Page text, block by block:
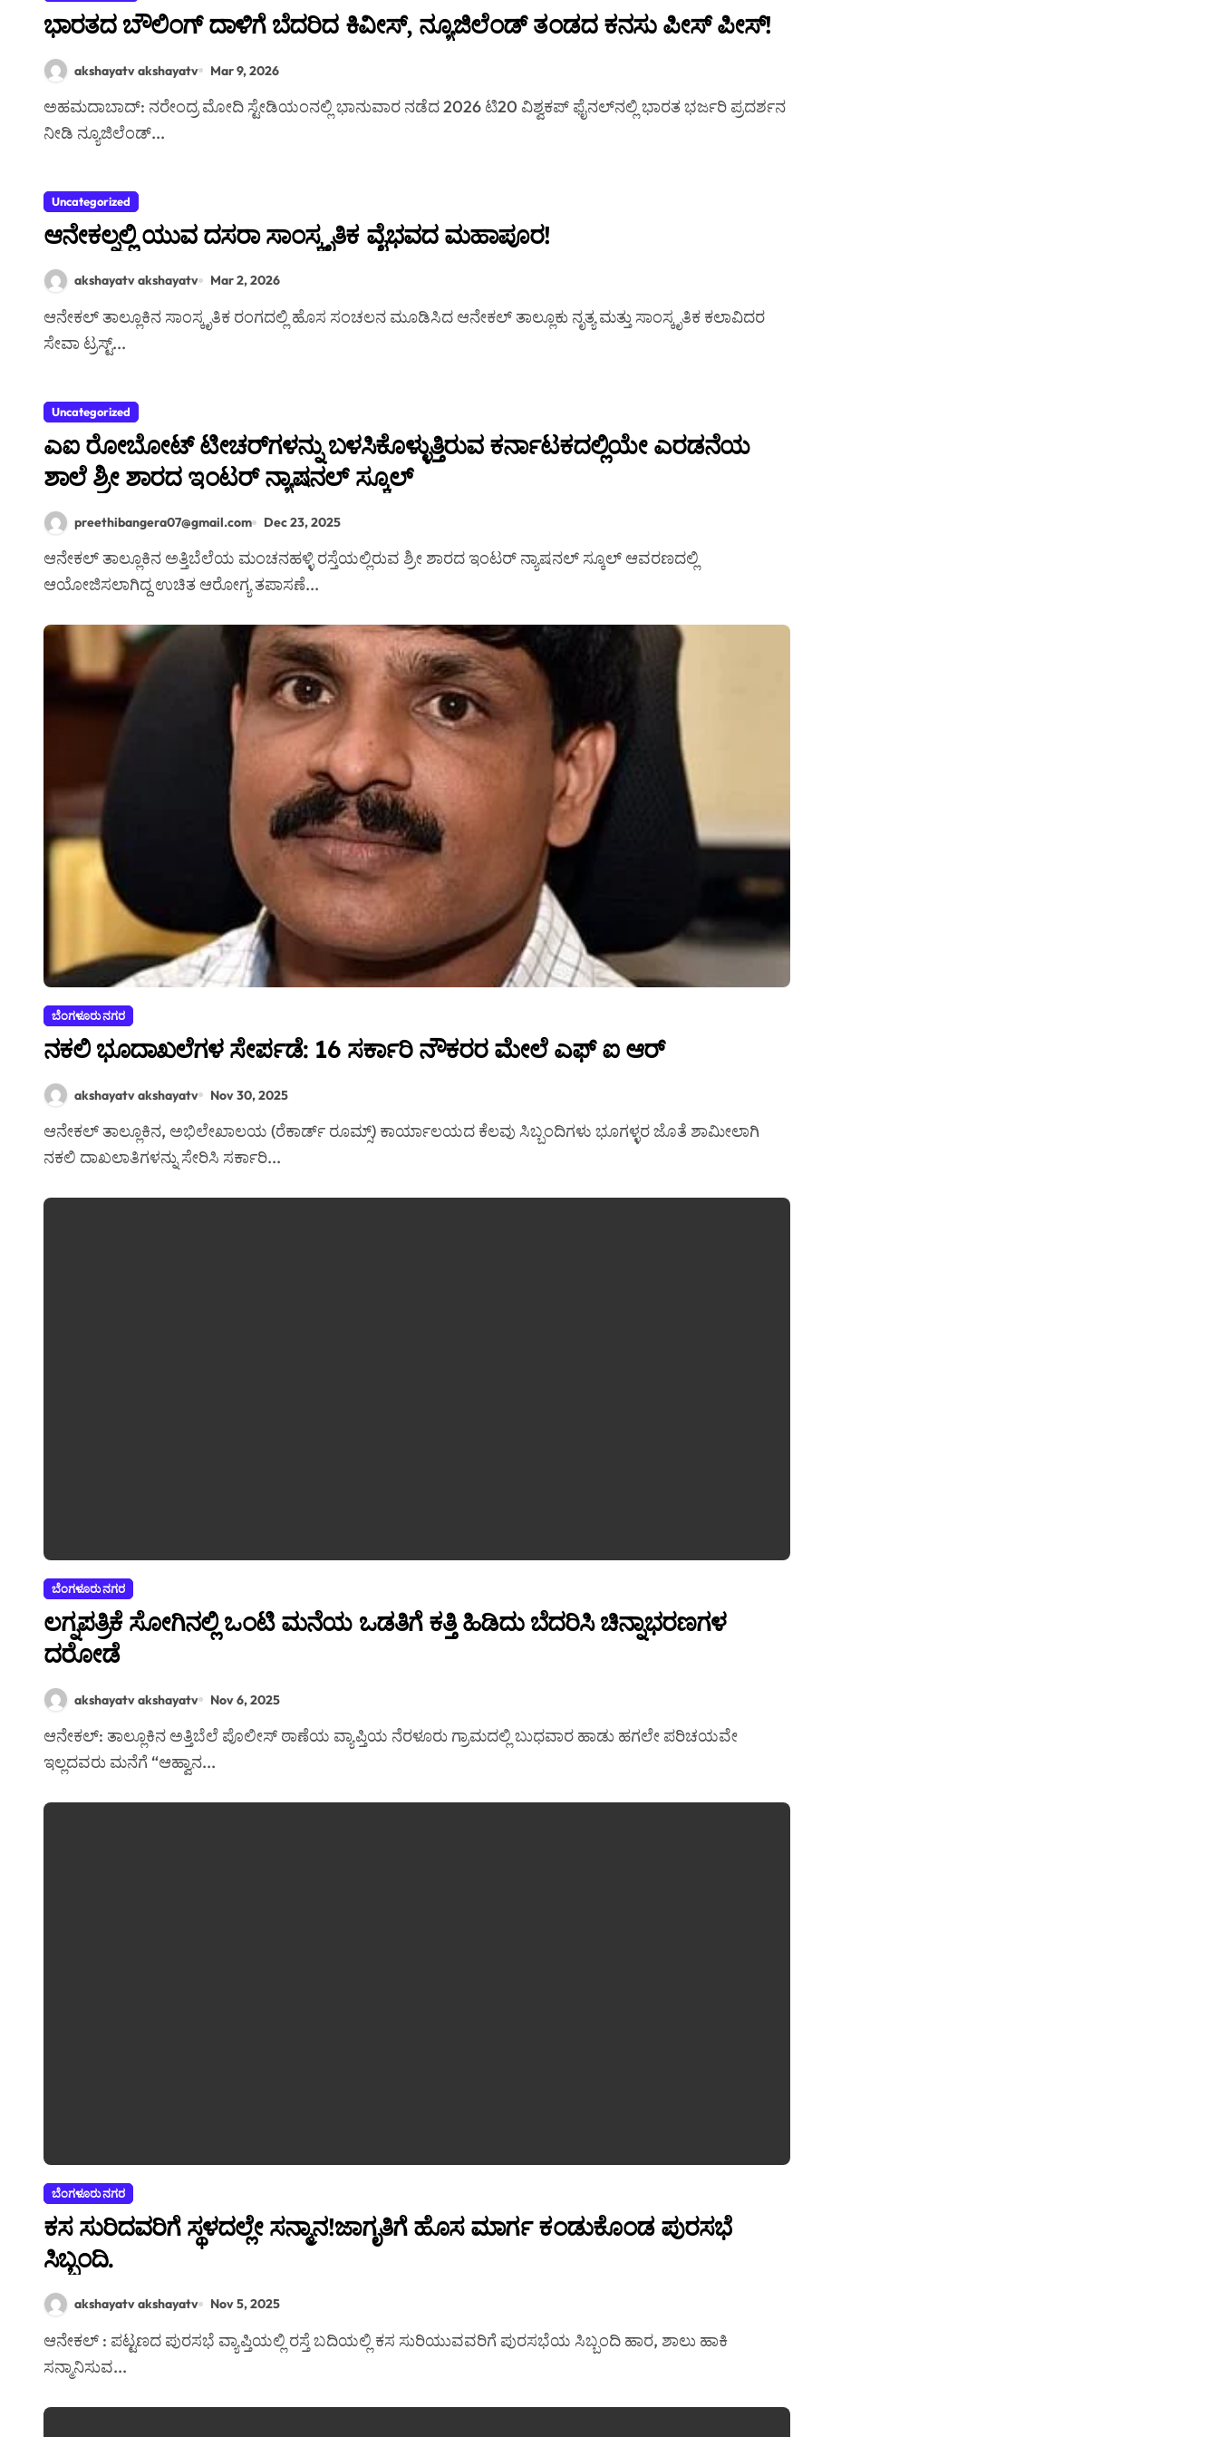
ಭಾರತದ ಬೌಲಿಂಗ್ ದಾಳಿಗೆ ಬೆದರಿದ ಕಿವೀಸ್, ನ್ಯೂಜಿಲೆಂಡ್ ತಂಡದ ಕನಸು ಪೀಸ್ ಪೀಸ್!
akshayatv akshayatv Mar 9, 2026
ಅಹಮದಾಬಾದ್‌: ನರೇಂದ್ರ ಮೋದಿ ಸ್ಟೇಡಿಯಂನಲ್ಲಿ ಭಾನುವಾರ ನಡೆದ 2026 ಟಿ20 ವಿಶ್ವಕಪ್ ಫೈನಲ್‌ನಲ್ಲಿ ಭಾರತ ಭರ್ಜರಿ ಪ್ರದರ್ಶನ
ನೀಡಿ ನ್ಯೂಜಿಲೆಂಡ್...
Uncategorized
ಆನೇಕಲ್ನಲ್ಲಿ ಯುವ ದಸರಾ ಸಾಂಸ್ಕೃತಿಕ ವೈಭವದ ಮಹಾಪೂರ!
akshayatv akshayatv Mar 2, 2026
ಆನೇಕಲ್ ತಾಲ್ಲೂಕಿನ ಸಾಂಸ್ಕೃತಿಕ ರಂಗದಲ್ಲಿ ಹೊಸ ಸಂಚಲನ ಮೂಡಿಸಿದ ಆನೇಕಲ್ ತಾಲ್ಲೂಕು ನೃತ್ಯ ಮತ್ತು ಸಾಂಸ್ಕೃತಿಕ ಕಲಾವಿದರ
ಸೇವಾ ಟ್ರಸ್ಟ್...
Uncategorized
ಎಐ ರೋಬೋಟ್ ಟೀಚರ್‌ಗಳನ್ನು ಬಳಸಿಕೊಳ್ಳುತ್ತಿರುವ ಕರ್ನಾಟಕದಲ್ಲಿಯೇ ಎರಡನೆಯ
ಶಾಲೆ ಶ್ರೀ ಶಾರದ ಇಂಟರ್ ನ್ಯಾಷನಲ್ ಸ್ಕೂಲ್
preethibangera07@gmail.com Dec 23, 2025
ಆನೇಕಲ್ ತಾಲ್ಲೂಕಿನ ಅತ್ತಿಬೆಲೆಯ ಮಂಚನಹಳ್ಳಿ ರಸ್ತೆಯಲ್ಲಿರುವ ಶ್ರೀ ಶಾರದ ಇಂಟರ್ ನ್ಯಾಷನಲ್ ಸ್ಕೂಲ್ ಆವರಣದಲ್ಲಿ
ಆಯೋಜಿಸಲಾಗಿದ್ದ ಉಚಿತ ಆರೋಗ್ಯ ತಪಾಸಣೆ...
ಬೆಂಗಳೂರು ನಗರ
ನಕಲಿ ಭೂದಾಖಲೆಗಳ ಸೇರ್ಪಡೆ: 16 ಸರ್ಕಾರಿ ನೌಕರರ ಮೇಲೆ ಎಫ್ ಐ ಆರ್
akshayatv akshayatv Nov 30, 2025
ಆನೇಕಲ್ ತಾಲ್ಲೂಕಿನ, ಅಭಿಲೇಖಾಲಯ (ರೆಕಾರ್ಡ್ ರೂಮ್ಸ್) ಕಾರ್ಯಾಲಯದ ಕೆಲವು ಸಿಬ್ಬಂದಿಗಳು ಭೂಗಳ್ಳರ ಜೊತೆ ಶಾಮೀಲಾಗಿ
ನಕಲಿ ದಾಖಲಾತಿಗಳನ್ನು ಸೇರಿಸಿ ಸರ್ಕಾರಿ...
ಬೆಂಗಳೂರು ನಗರ
ಲಗ್ನಪತ್ರಿಕೆ ಸೋಗಿನಲ್ಲಿ ಒಂಟಿ ಮನೆಯ ಒಡತಿಗೆ ಕತ್ತಿ ಹಿಡಿದು ಬೆದರಿಸಿ ಚಿನ್ನಾಭರಣಗಳ
ದರೋಡೆ
akshayatv akshayatv Nov 6, 2025
ಆನೇಕಲ್: ತಾಲ್ಲೂಕಿನ ಅತ್ತಿಬೆಲೆ ಪೊಲೀಸ್ ಠಾಣೆಯ ವ್ಯಾಪ್ತಿಯ ನೆರಳೂರು ಗ್ರಾಮದಲ್ಲಿ ಬುಧವಾರ ಹಾಡು ಹಗಲೇ ಪರಿಚಯವೇ
ಇಲ್ಲದವರು ಮನೆಗೆ “ಆಹ್ವಾನ...
ಬೆಂಗಳೂರು ನಗರ
ಕಸ ಸುರಿದವರಿಗೆ ಸ್ಥಳದಲ್ಲೇ ಸನ್ಮಾನ!ಜಾಗೃತಿಗೆ ಹೊಸ ಮಾರ್ಗ ಕಂಡುಕೊಂಡ ಪುರಸಭೆ
ಸಿಬ್ಬಂದಿ.
akshayatv akshayatv Nov 5, 2025
ಆನೇಕಲ್ : ಪಟ್ಟಣದ ಪುರಸಭೆ ವ್ಯಾಪ್ತಿಯಲ್ಲಿ ರಸ್ತೆ ಬದಿಯಲ್ಲಿ ಕಸ ಸುರಿಯುವವರಿಗೆ ಪುರಸಭೆಯ ಸಿಬ್ಬಂದಿ ಹಾರ, ಶಾಲು ಹಾಕಿ
ಸನ್ಮಾನಿಸುವ...